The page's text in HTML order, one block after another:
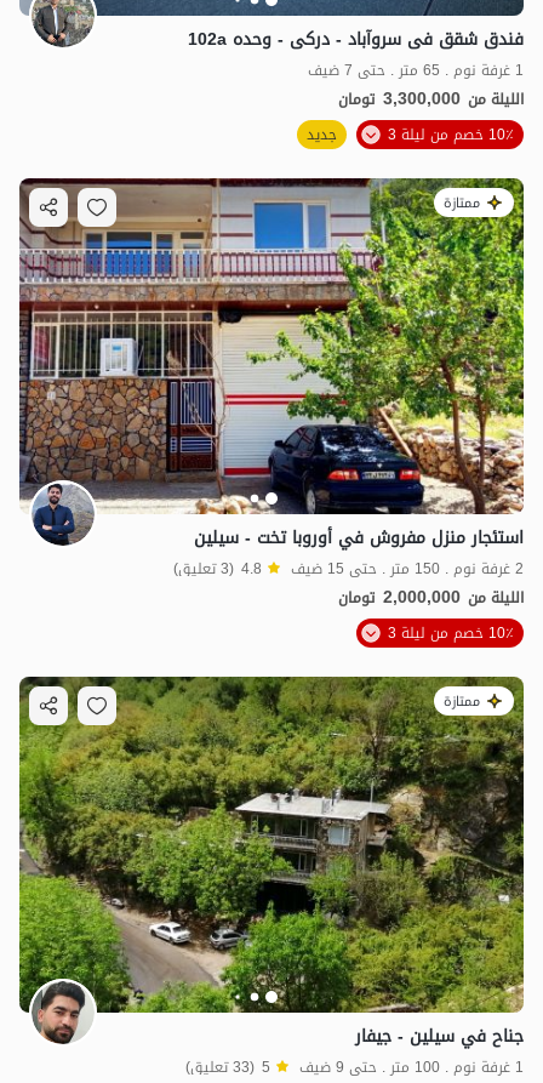
فندق شقق فی سروآباد - درکی - وحده 102a
1 غرفة نوم . 65 متر . حتى 7 ضيف
الليلة من 3,300,000 تومان
10٪ خصم من ليلة 3
جديد
ممتازة
استئجار منزل مفروش في أوروبا تخت - سيلين
2 غرفة نوم . 150 متر . حتى 15 ضيف 4.8 (3 تعليق)
الليلة من 2,000,000 تومان
10٪ خصم من ليلة 3
ممتازة
جناح في سيلين - جيفار
1 غرفة نوم . 100 متر . حتى 9 ضيف 5 (33 تعليق)